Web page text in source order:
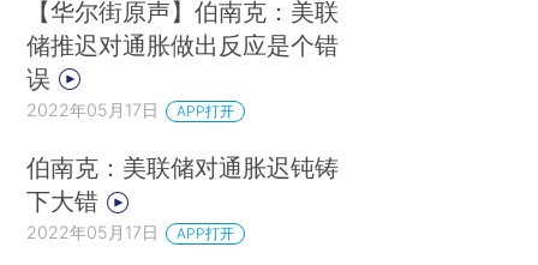
【华尔街原声】伯南克：美联
储推迟对通胀做出反应是个错
误
2022年05月17日 APP打开
伯南克：美联储对通胀迟钝铸
下大错
2022年05月17日 APP打开